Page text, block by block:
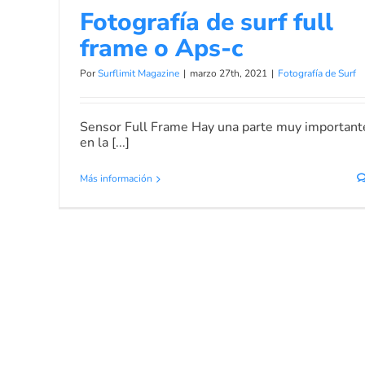
Fotografía de surf full
frame o Aps-c
PorSurflimit Magazine | marzo 27th, 2021 | Fotografía de Surf
Sensor Full Frame Hay una parte muy
en la [...]
Más información